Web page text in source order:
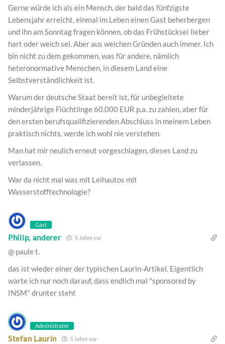
Gerne würde ich als ein Mensch, der bald das fünfzigste
Lebensjahr erreicht, einmal im Leben einen Gast beherbergen
und ihn am Sonntag fragen können, ob das Frühstücksei lieber
hart oder weich sei. Aber aus welchen Gründen auch immer. Ich
bin nicht zu dem gekommen, was für andere, nämlich
heteronormative Menschen, in diesem Land eine
Selbstverständlichkeit ist.
Warum der deutsche Staat bereit ist, für unbegleitete
minderjährige Flüchtlinge 60.000 EUR p.a. zu zahlen, aber für
den ersten berufsqualifizierenden Abschluss in meinem Leben
praktisch nichts, werde ich wohl nie verstehen.
Man hat mir neulich erneut vorgeschlagen, dieses Land zu
verlassen.
War da nicht mal was mit Leihautos mit
Wasserstofftechnologie?
Gast
Philip, anderer 5 Jahre vor
@ paule t.
das ist wieder einer der typischen Laurin-Artikel. Eigentlich
warte ich nur noch darauf, dass endlich mal "sponsored by
INSM" drunter steht
Administrator
Stefan Laurin 5 Jahre vor